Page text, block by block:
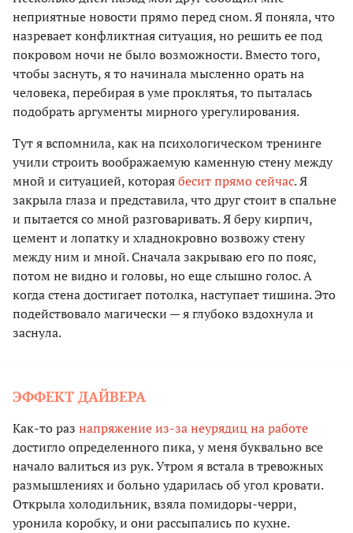
неприятные новости прямо перед сном. Я поняла, что
назревает конфликтная ситуация, но решить ее под
покровом ночи не было возможности. Вместо того,
чтобы заснуть, я то начинала мысленно орать на
человека, перебирая в уме проклятья, то пыталась
подобрать аргументы мирного урегулирования.
Тут я вспомнила, как на психологическом тренинге
учили строить воображаемую каменную стену между
мной и ситуацией, котораябесит прямо сейчас. Я
закрыла глаза и представила, что друг стоит в спальне
и пытается со мной разговаривать. Я беру кирпич,
цемент и лопатку и хладнокровно возвожу стену
между ним и мной. Сначала закрываю его по пояс,
потом не видно и головы, но еще слышно голос. А
когда стена достигает потолка, наступает тишина. Это
подействовало магически — я глубоко вздохнула и
заснула.
ЭФФЕКТ ДАЙВЕРА
Как-то раз напряжение из-за неурядиц на работе
достигло определенного пика, у меня буквально все
начало валиться из рук. Утром я встала в тревожных
размышлениях и больно ударилась об угол кровати.
Открыла холодильник, взяла помидоры-черри,
уронила коробку, и они рассыпались по кухне.